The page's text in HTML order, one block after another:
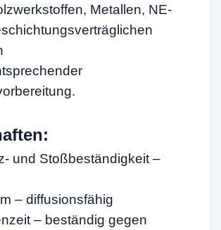
Metallen, NE-
und Stoßbeständigkeit –
– diffusionsfähig
– beständig gegen